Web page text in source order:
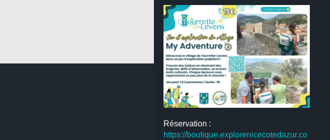
Réservation :
https://boutique.explorenicecotedazur.co